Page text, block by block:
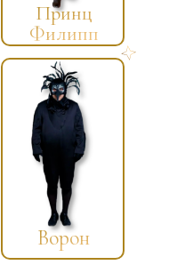
Ворон
Принц
Филипп